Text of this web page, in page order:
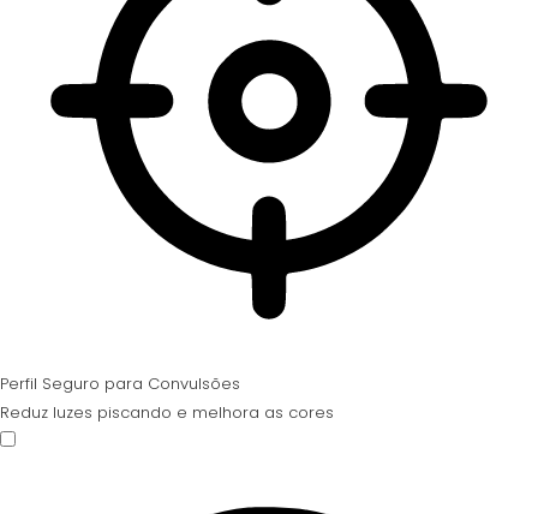
Perfil Seguro para Convulsões
Reduz luzes piscando e melhora as cores